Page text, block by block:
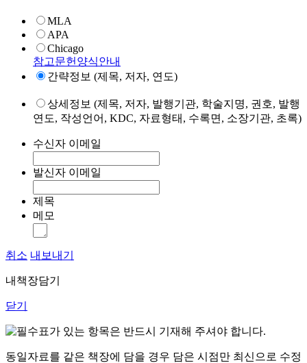
MLA
APA
Chicago
참고문헌양식안내
간략정보 (제목, 저자, 연도)
상세정보 (제목, 저자, 발행기관, 학술지명, 권호, 발행
연도, 작성언어, KDC, 자료형태, 수록면, 소장기관, 초록)
수신자 이메일
발신자 이메일
제목
메모
취소 내보내기
내책장담기
닫기
표가 있는 항목은 반드시 기재해 주셔야 합니다.
동일자료를 같은 책장에 담을 경우 담은 시점만 최신으로 수정